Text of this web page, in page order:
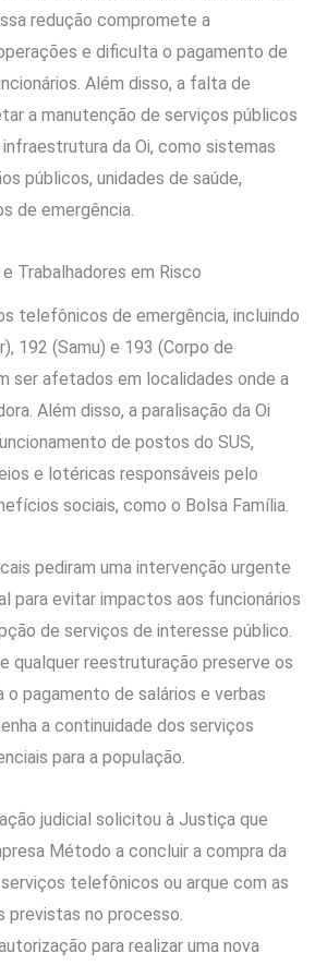
redução compromete a
e dificulta o pagamento de
Além disso, a falta de
a manutenção de serviços públicos
da Oi, como sistemas
públicos, unidades de saúde,
de emergência.
Trabalhadores em Risco
telefônicos de emergência, incluindo
192 (Samu) e 193 (Corpo de
ser afetados em localidades onde a
Além disso, a paralisação da Oi
de postos do SUS,
e lotéricas responsáveis pelo
sociais, como o Bolsa Família.
pediram uma intervenção urgente
para evitar impactos aos funcionários
de serviços de interesse público.
qualquer reestruturação preserve os
o pagamento de salários e verbas
a continuidade dos serviços
para a população.
judicial solicitou à Justiça que
Método a concluir a compra da
telefônicos ou arque com as
previstas no processo.
para realizar uma nova